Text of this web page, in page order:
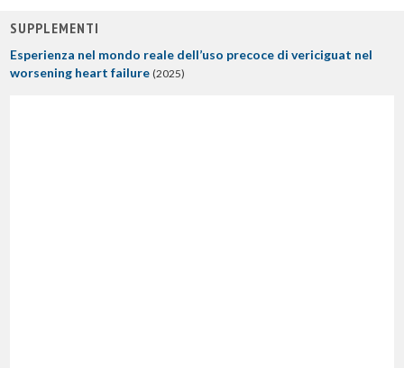
SUPPLEMENTI
Esperienza nel mondo reale dell’uso precoce di vericiguat nel
worsening heart failure (2025)